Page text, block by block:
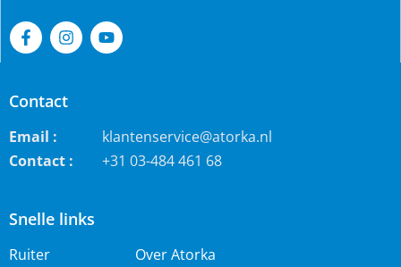
Snelle links
Ruiter Over Atorka
Contact
Email :
klantenservice@atorka.nl
Contact :
+31 03-484 461 68